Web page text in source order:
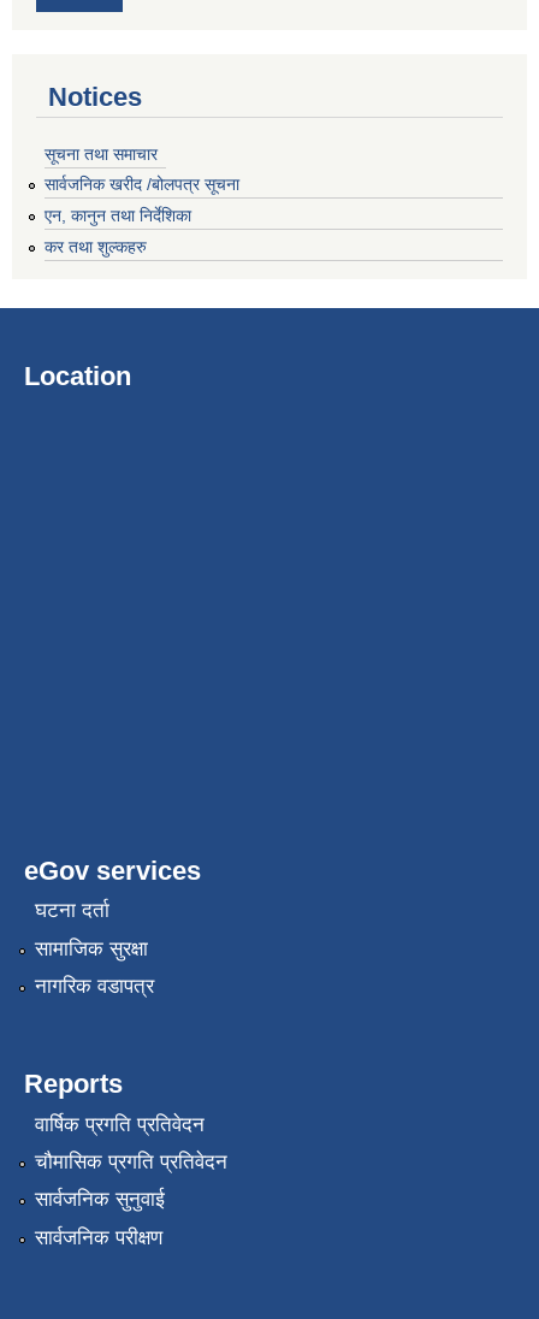
Notices
सूचना तथा समाचार
सार्वजनिक खरीद /बोलपत्र सूचना
एन, कानुन तथा निर्देशिका
कर तथा शुल्कहरु
Location
eGov services
घटना दर्ता
सामाजिक सुरक्षा
नागरिक वडापत्र
Reports
वार्षिक प्रगति प्रतिवेदन
चौमासिक प्रगति प्रतिवेदन
सार्वजनिक सुनुवाई
सार्वजनिक परीक्षण